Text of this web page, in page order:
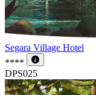
Segara Village Hotel
****
DPS025